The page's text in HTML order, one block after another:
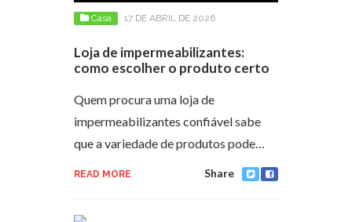
Casa 17 DE ABRIL DE 2026
Loja de impermeabilizantes:
como escolher o produto certo
Quem procura uma loja de
impermeabilizantes confiável sabe
que a variedade de produtos pode…
READ MORE Share